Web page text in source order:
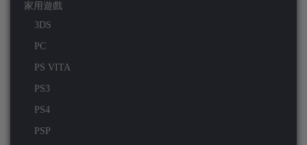
家用遊戲
3DS
PC
PS VITA
PS3
PS4
PSP